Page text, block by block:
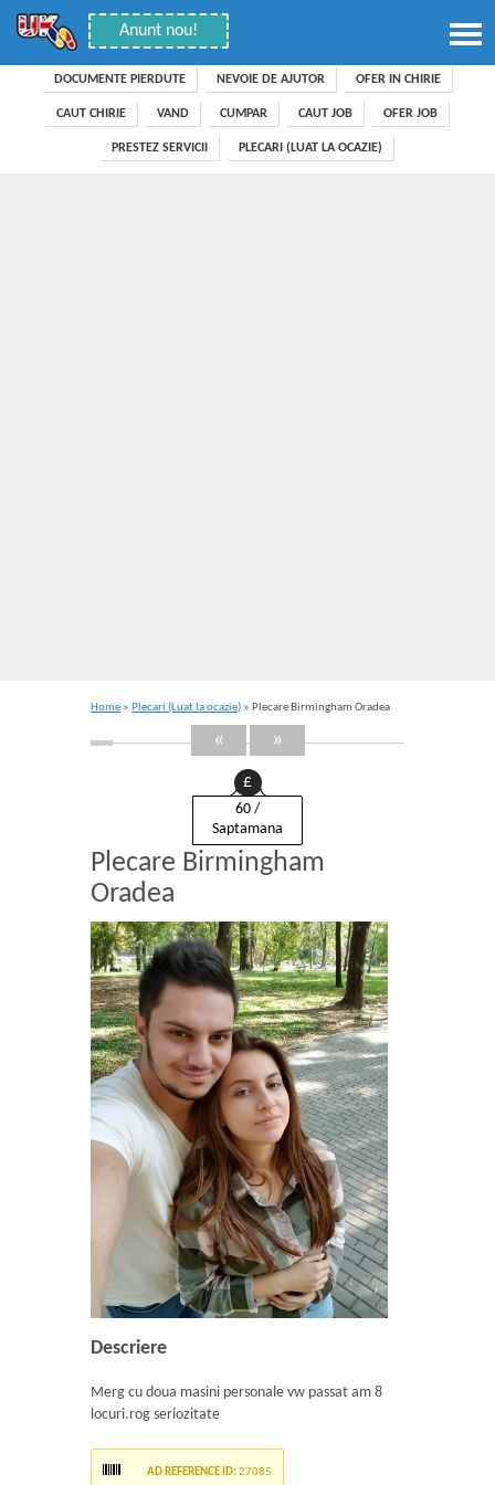
Anunt nou!
DOCUMENTE PIERDUTE NEVOIE DE AJUTOR OFER IN CHIRIE
CAUT CHIRIE VAND CUMPAR CAUT JOB OFER JOB
PRESTEZ SERVICII PLECARI (LUAT LA OCAZIE)
Home » Plecari (Luat la ocazie) » Plecare Birmingham Oradea
« »
£
60 /
Saptamana
Plecare Birmingham
Oradea
Descriere
Merg cu doua masini personale vw passat am 8
locuri.rog seriozitate
AD REFERENCE ID:27085